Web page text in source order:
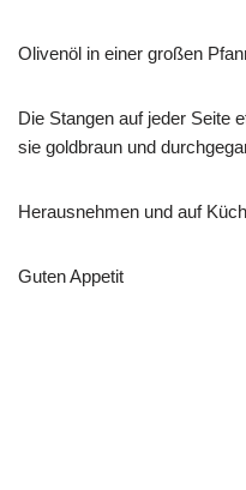
Olivenöl in einer großen
Die Stangen auf jeder Seite
sie goldbraun und
Herausnehmen und auf
Guten Appetit